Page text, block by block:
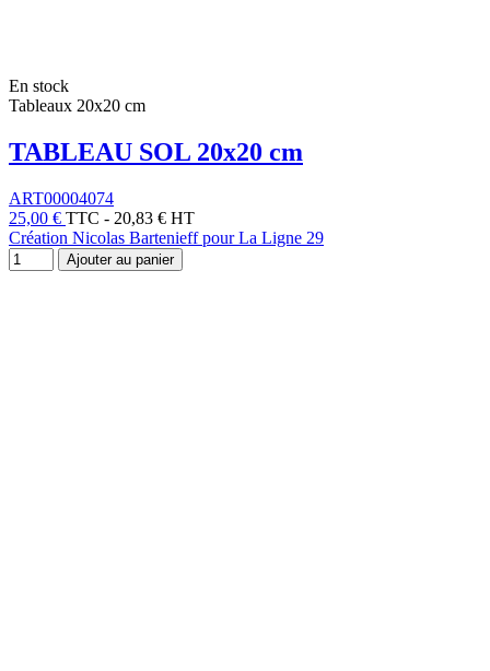
En stock
Tableaux 20x20 cm
TABLEAU SOL 20x20 cm
ART00004074
25,00 € TTC - 20,83 € HT
Création Nicolas Bartenieff pour La Ligne 29
Ajouter au panier